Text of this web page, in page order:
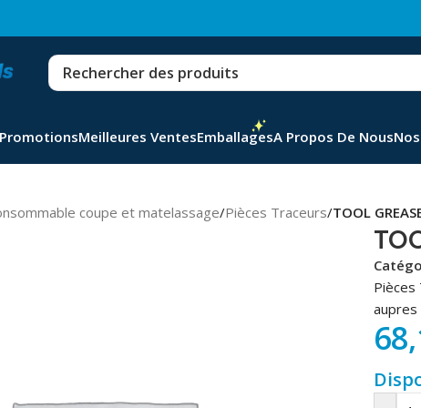
PromotionsMeilleures VentesEmballagesA Propos De Nous
coupe et matelassage/Pièces Traceurs/TOOL
Pièces
aupres